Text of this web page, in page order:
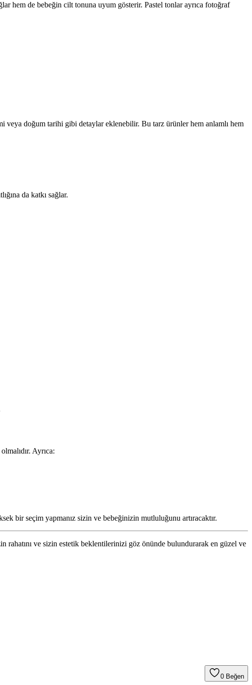
hem de bebeğin cilt tonuna uyum gösterir. Pastel tonlar ayrıca fotoğraf
veya doğum tarihi gibi detaylar eklenebilir. Bu tarz ürünler hem anlamlı hem
da katkı sağlar.
olmalıdır. Ayrıca:
bir seçim yapmanız sizin ve bebeğinizin mutluluğunu artıracaktır.
rahatını ve sizin estetik beklentilerinizi göz önünde bulundurarak en güzel ve
0 Beğen